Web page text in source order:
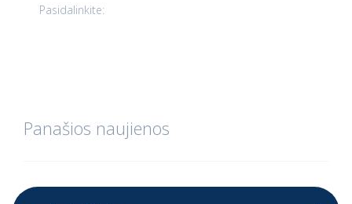
Pasidalinkite:
Panašios naujienos